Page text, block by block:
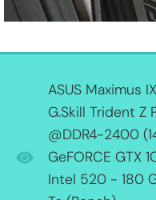
ASUS Maximus
G.Skill Trident Z
@DDR4-2400
GeFORCE GTX
Intel 520 - 180